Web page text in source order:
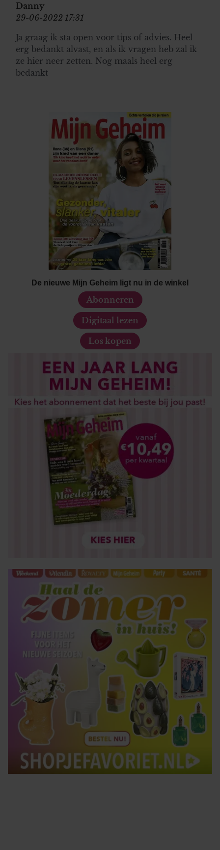
Danny
29-06-2022 17:31
Ja graag ik sta open voor tips of advies. Heel
erg bedankt alvast, en als ik vragen heb zal ik
ze hier neer zetten. Nog maals heel erg
bedankt
De nieuwe Mijn Geheim ligt nu in de winkel
Abonneren
Digitaal lezen
Los kopen